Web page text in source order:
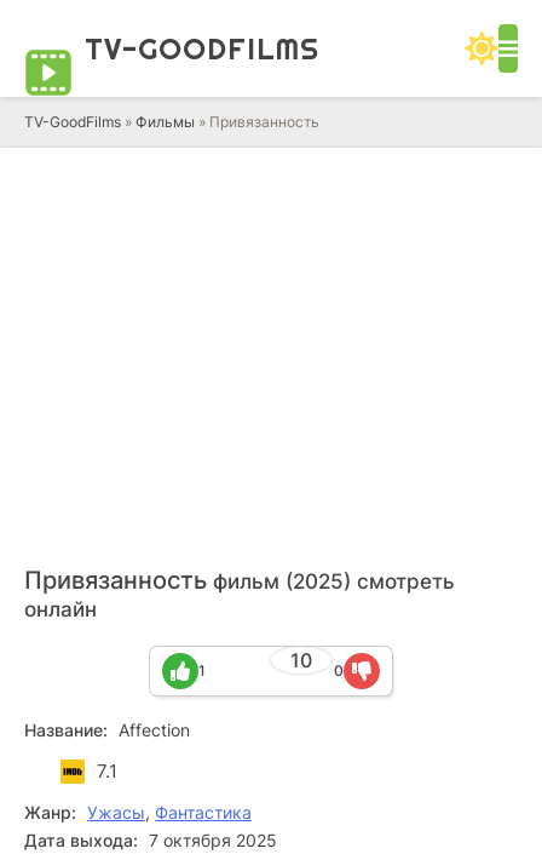
TV-GOODFILMS
TV-GoodFilms » Фильмы » Привязанность
Привязанность фильм (2025) смотреть
онлайн
10
1 0
Название: Affection
7.1
Жанр: Ужасы, Фантастика
Дата выхода: 7 октября 2025